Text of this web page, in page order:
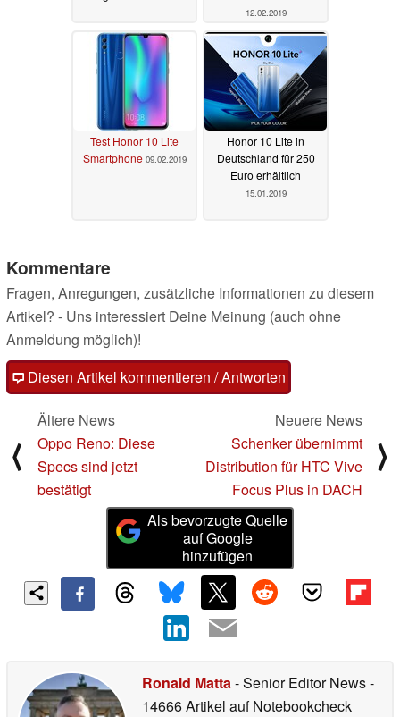
12.02.2019
Test Honor 10 Lite
Smartphone 09.02.2019
Honor 10 Lite in
Deutschland für 250
Euro erhältlich
15.01.2019
Kommentare
Fragen, Anregungen, zusätzliche Informationen zu diesem
Artikel? - Uns interessiert Deine Meinung (auch ohne
Anmeldung möglich)!
Diesen Artikel kommentieren / Antworten
⟨
Ältere News
Oppo Reno: Diese
Specs sind jetzt
bestätigt
Neuere News
Schenker übernimmt
Distribution für HTC Vive
Focus Plus in DACH
⟩
Als bevorzugte Quelle
auf Google
hinzufügen
Ronald Matta- Senior Editor News-
14666 Artikel auf Notebookcheck